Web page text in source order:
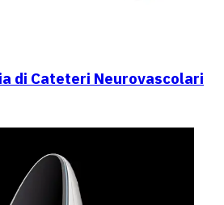
di Cateteri Neurovascolari